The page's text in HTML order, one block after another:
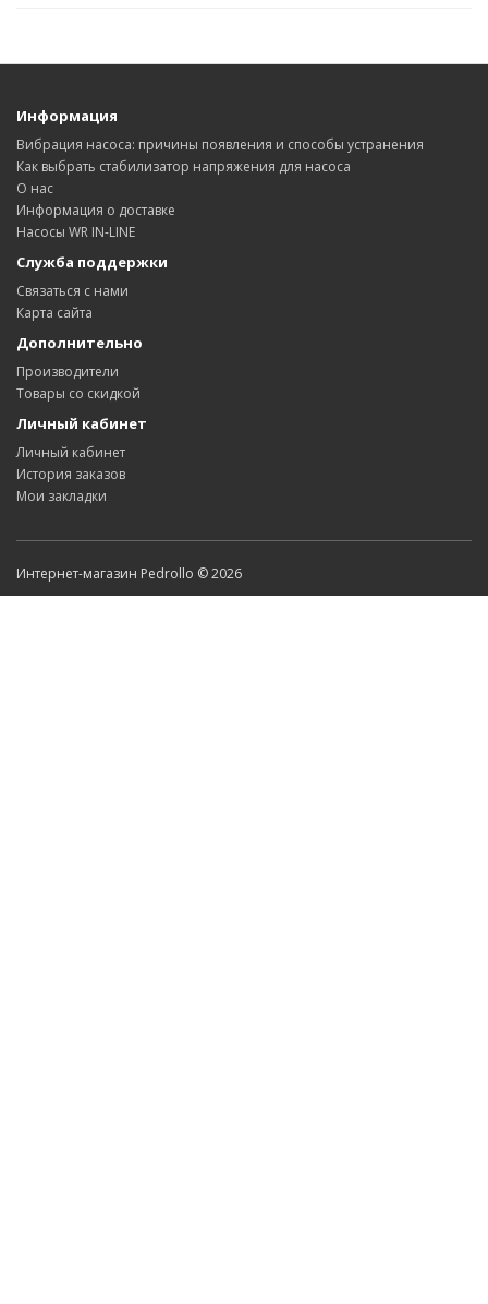
Информация
Вибрация насоса: причины появления и способы устранения
Как выбрать стабилизатор напряжения для насоса
О нас
Информация о доставке
Насосы WR IN-LINE
Служба поддержки
Связаться с нами
Карта сайта
Дополнительно
Производители
Товары со скидкой
Личный кабинет
Личный кабинет
История заказов
Мои закладки
Интернет-магазин Pedrollo © 2026